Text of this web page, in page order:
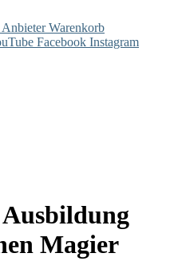
Warenkorb
Facebook Instagram
Magier